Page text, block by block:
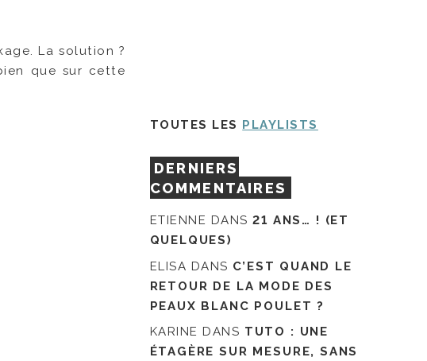
La solution ?
que sur cette
TOUTES LES PLAYLISTS
DERNIERS
COMMENTAIRES
ETIENNE DANS21 ANS… ! (ET
QUELQUES)
ELISA DANS C’EST QUAND LE
RETOUR DE LA MODE DES
PEAUX BLANC POULET ?
KARINE DANS TUTO : UNE
ÉTAGÈRE SUR MESURE, SANS